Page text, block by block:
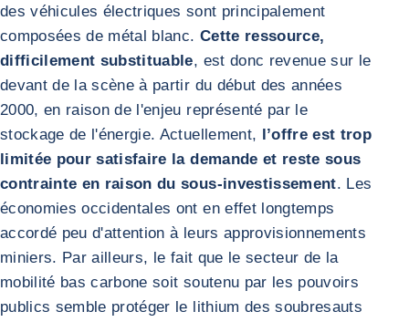
des véhicules électriques sont principalement
composées de métal blanc. Cette ressource,
difficilement substituable, est donc revenue sur le
devant de la scène à partir du début des années
2000, en raison de l'enjeu représenté par le
stockage de l'énergie. Actuellement, l’offre est trop
limitée pour satisfaire la demande et reste sous
contrainte en raison du sous-investissement. Les
économies occidentales ont en effet longtemps
accordé peu d'attention à leurs approvisionnements
miniers. Par ailleurs, le fait que le secteur de la
mobilité bas carbone soit soutenu par les pouvoirs
publics semble protéger le lithium des soubresauts